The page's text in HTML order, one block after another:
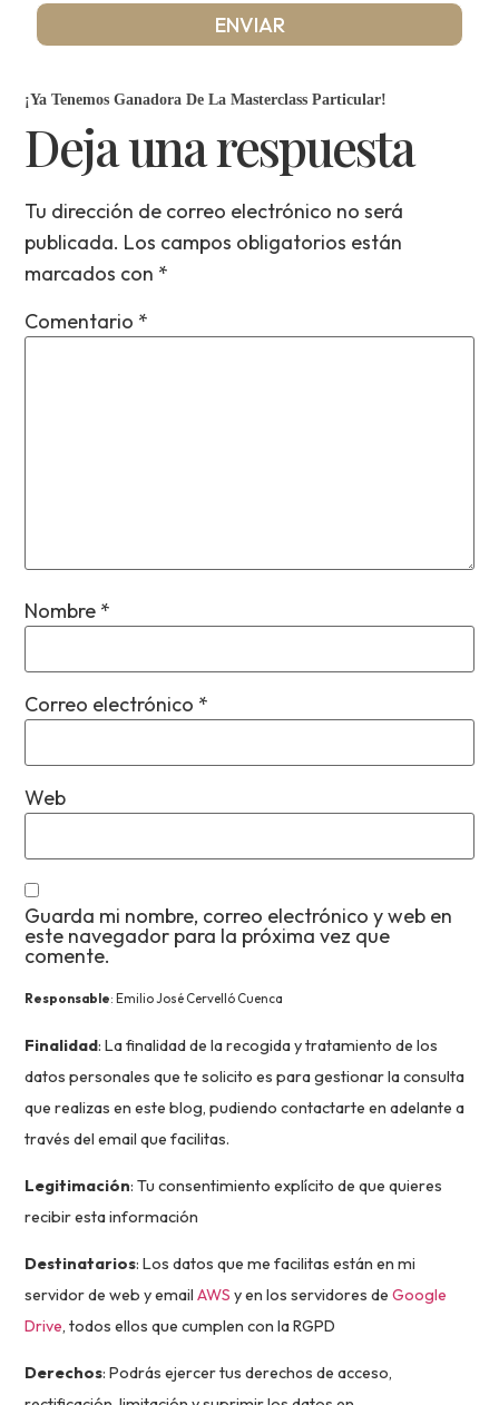
ENVIAR
¡Ya Tenemos Ganadora De La Masterclass Particular!
Deja una respuesta
Tu dirección de correo electrónico no será
publicada. Los campos obligatorios están
marcados con *
Comentario *
Nombre *
Correo electrónico *
Web
Guarda mi nombre, correo electrónico y web en
este navegador para la próxima vez que
comente.
Responsable: Emilio José Cervelló Cuenca
Finalidad: La finalidad de la recogida y tratamiento de los
datos personales que te solicito es para gestionar la consulta
que realizas en este blog, pudiendo contactarte en adelante a
través del email que facilitas.
Legitimación: Tu consentimiento explícito de que quieres
recibir esta información
Destinatarios: Los datos que me facilitas están en mi
servidor de web y emailAWS y en los servidores deGoogle
Drive, todos ellos que cumplen con la RGPD
Derechos: Podrás ejercer tus derechos de acceso,